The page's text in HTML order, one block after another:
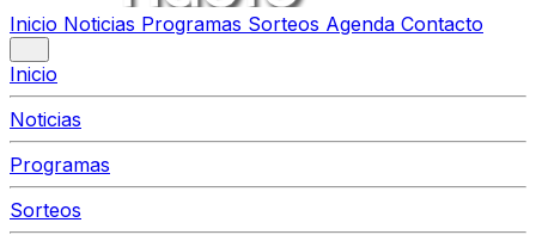
Inicio Noticias Programas Sorteos Agenda Contacto
Inicio
Noticias
Programas
Sorteos